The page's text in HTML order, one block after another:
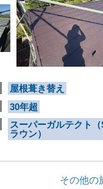
屋根葺き替え
30年超
スーパーガルテクト
ラウン）
その他の